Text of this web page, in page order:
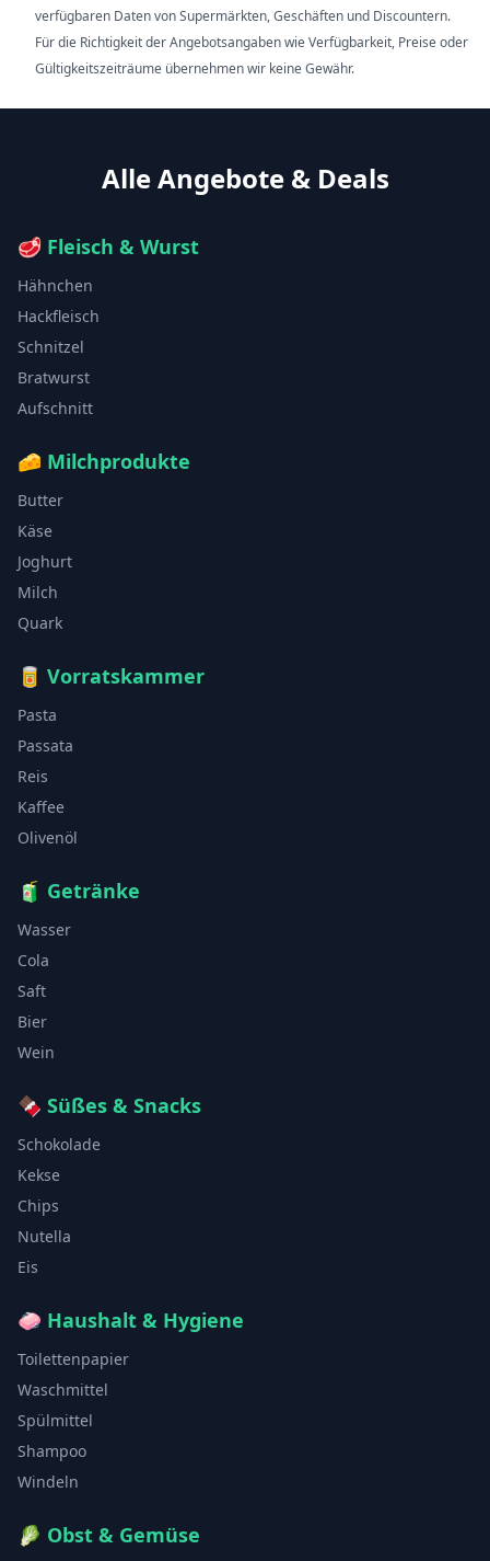
verfügbaren Daten von Supermärkten, Geschäften und Discountern.
Für die Richtigkeit der Angebotsangaben wie Verfügbarkeit, Preise oder
Gültigkeitszeiträume übernehmen wir keine Gewähr.
Alle Angebote & Deals
🥩 Fleisch & Wurst
Hähnchen
Hackfleisch
Schnitzel
Bratwurst
Aufschnitt
🧀 Milchprodukte
Butter
Käse
Joghurt
Milch
Quark
🥫 Vorratskammer
Pasta
Passata
Reis
Kaffee
Olivenöl
🧃 Getränke
Wasser
Cola
Saft
Bier
Wein
🍫 Süßes & Snacks
Schokolade
Kekse
Chips
Nutella
Eis
🧼 Haushalt & Hygiene
Toilettenpapier
Waschmittel
Spülmittel
Shampoo
Windeln
🥬 Obst & Gemüse